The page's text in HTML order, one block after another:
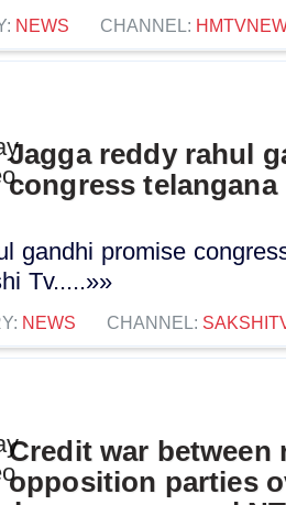
NEWS CHANNEL:
Jagga reddy rahul
congress
gandhi promise
Tv.....»»
NEWS CHANNEL:
Credit war between
opposition parties